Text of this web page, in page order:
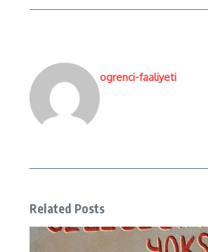
ogrenci-faaliyeti
Related Posts